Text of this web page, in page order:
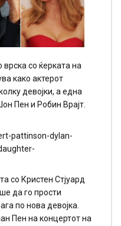
со ќерката на
како актерот
девојки, а една
Пен и Робин Врајт.
со Кристен Стјуард
да го прости
по нова девојка.
Пен на концертот на